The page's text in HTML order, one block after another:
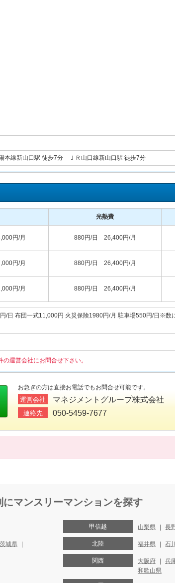
本線新山口駅 徒歩7分 ＪＲ山口線新山口駅 徒歩7分
光熱費
円/月 880円/日 26,400円/月
円/月 880円/日 26,400円/月
円/月 880円/日 26,400円/月
/日 布団一式11,000円 火災保険1980円/月 駐車場550円/日※数
運営会社にお問合せ下さい。
お急ぎの方は直接お電話でもお問合せ可能です。
運営会社 マネジメントグループ株式会社
連絡先 050-5459-7677
にマンスリーマンションを探す
茨城県
甲信越 山梨県 長
北陸 福井県 石
関西 大阪府 兵
和歌山県